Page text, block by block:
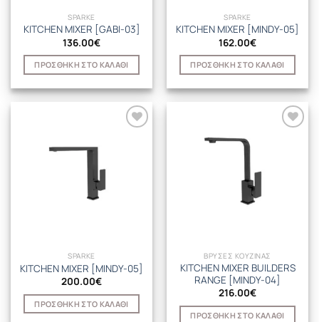
SPARKE
KITCHEN MIXER [GABI-03]
136.00€
ΠΡΟΣΘΉΚΗ ΣΤΟ ΚΑΛΆΘΙ
SPARKE
KITCHEN MIXER [MINDY-05]
162.00€
ΠΡΟΣΘΉΚΗ ΣΤΟ ΚΑΛΆΘΙ
SPARKE
KITCHEN MIXER [MINDY-05]
200.00€
ΠΡΟΣΘΉΚΗ ΣΤΟ ΚΑΛΆΘΙ
ΒΡΥΣΕΣ ΚΟΥΖΙΝΑΣ
KITCHEN MIXER BUILDERS
RANGE [MINDY-04]
216.00€
ΠΡΟΣΘΉΚΗ ΣΤΟ ΚΑΛΆΘΙ